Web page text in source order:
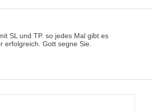
SL und TP. so jedes Mal gibt es
Gott segne Sie.